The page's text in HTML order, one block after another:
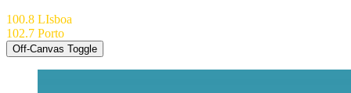
100.8 LIsboa
102.7 Porto
Off-Canvas Toggle